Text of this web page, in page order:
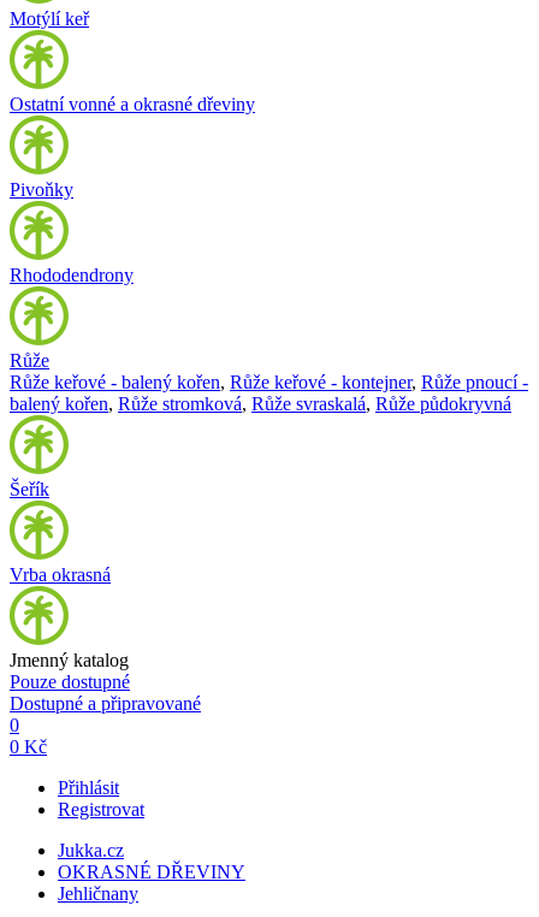
Motýlí keř
Ostatní vonné a okrasné dřeviny
Pivoňky
Rhododendrony
Růže
Růže keřové - balený kořen, Růže keřové - kontejner, Růže pnoucí -
balený kořen, Růže stromková, Růže svraskalá, Růže půdokryvná
Šeřík
Vrba okrasná
Jmenný katalog
Pouze dostupné
Dostupné a připravované
0
0 Kč
Přihlásit
Registrovat
Jukka.cz
OKRASNÉ DŘEVINY
Jehličnany